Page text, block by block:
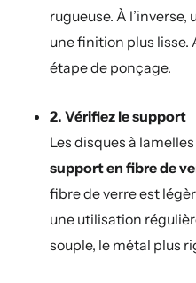
rugueuse. À l’inverse,
une finition plus lisse.
étape de ponçage.
2. Vérifiez le support
Les disques à
support en fibre de
fibre de verre est
une utilisation
souple, le métal plus